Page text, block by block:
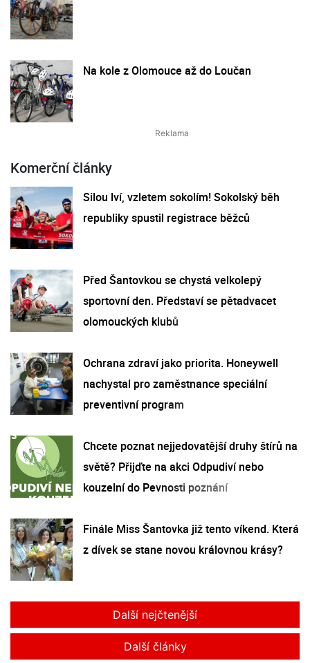
Na kole z Olomouce až do Loučan
Komerční články
Silou lví, vzletem sokolím! Sokolský běh
republiky spustil registrace běžců
Před Šantovkou se chystá velkolepý
sportovní den. Představí se pětadvacet
olomouckých klubů
Ochrana zdraví jako priorita. Honeywell
nachystal pro zaměstnance speciální
preventivní program
Chcete poznat nejjedovatější druhy štírů na
světě? Přijďte na akci Odpudiví nebo
kouzelní do Pevnosti poznání
Finále Miss Šantovka již tento víkend. Která
z dívek se stane novou královnou krásy?
Další nejčtenější
Další články